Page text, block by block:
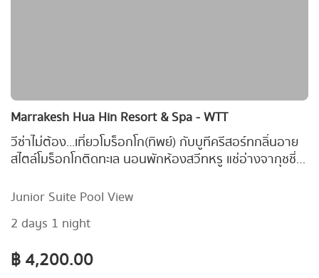
Marrakesh Hua Hin Resort & Spa - WTT
วีซ่าไม่ต้อง...เที่ยวโมร็อกโก(ทิพย์) กับบูทีครีสอร์ทกลิ่นอาย
สไตล์โมร็อกโกติดทะเล นอนพักห้องสวีทหรู แช่อ่างจากุชชี่
Junior Suite Pool View
2 days 1 night
฿ 4,200.00